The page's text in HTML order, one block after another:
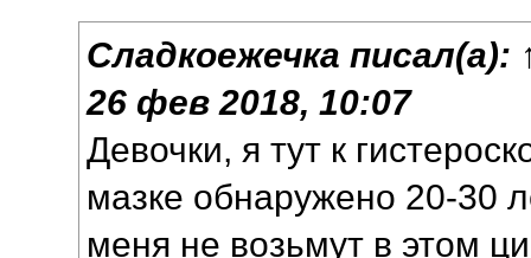
Сладкоежечка писал(а):
26 фев 2018, 10:07
Девочки, я тут к
мазке обнаружено 20-30
меня не возьмут в этом